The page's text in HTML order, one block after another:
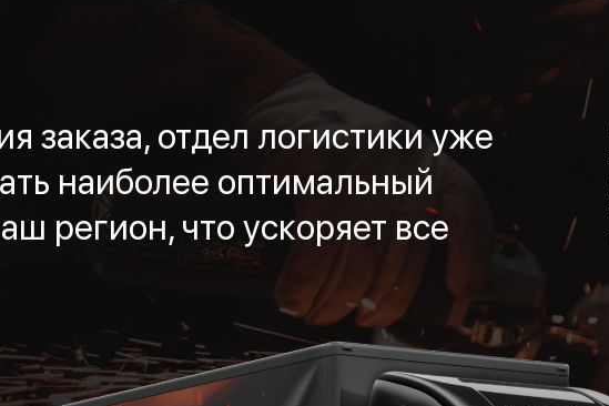
заказа, отдел логистики уже
наиболее оптимальный
регион, что ускоряет все